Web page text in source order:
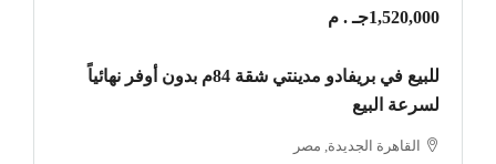
1,520,000جـ . م
للبيع في بريفادو مدينتي شقة 84م بدون أوفر نهائياً
لسرعة البيع
القاهرة الجديدة, مصر